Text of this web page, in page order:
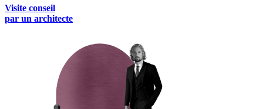
Visite conseil
par un architecte